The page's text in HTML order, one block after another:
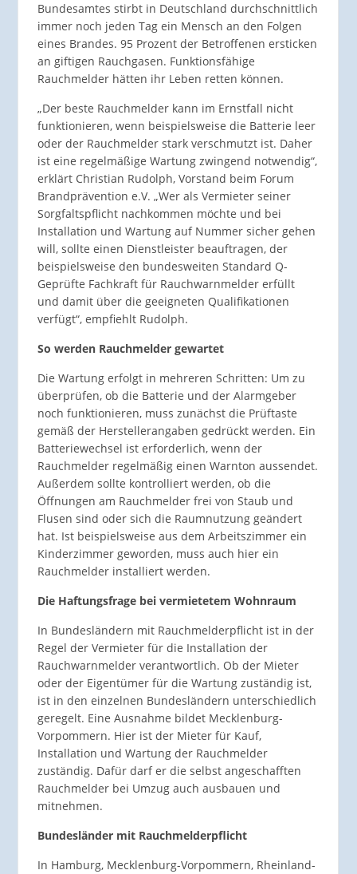
Bundesamtes stirbt in Deutschland durchschnittlich
immer noch jeden Tag ein Mensch an den Folgen
eines Brandes. 95 Prozent der Betroffenen ersticken
an giftigen Rauchgasen. Funktionsfähige
Rauchmelder hätten ihr Leben retten können.
„Der beste Rauchmelder kann im Ernstfall nicht
funktionieren, wenn beispielsweise die Batterie leer
oder der Rauchmelder stark verschmutzt ist. Daher
ist eine regelmäßige Wartung zwingend notwendig“,
erklärt Christian Rudolph, Vorstand beim Forum
Brandprävention e.V. „Wer als Vermieter seiner
Sorgfaltspflicht nachkommen möchte und bei
Installation und Wartung auf Nummer sicher gehen
will, sollte einen Dienstleister beauftragen, der
beispielsweise den bundesweiten Standard Q-
Geprüfte Fachkraft für Rauchwarnmelder erfüllt
und damit über die geeigneten Qualifikationen
verfügt“, empfiehlt Rudolph.
So werden Rauchmelder gewartet
Die Wartung erfolgt in mehreren Schritten: Um zu
überprüfen, ob die Batterie und der Alarmgeber
noch funktionieren, muss zunächst die Prüftaste
gemäß der Herstellerangaben gedrückt werden. Ein
Batteriewechsel ist erforderlich, wenn der
Rauchmelder regelmäßig einen Warnton aussendet.
Außerdem sollte kontrolliert werden, ob die
Öffnungen am Rauchmelder frei von Staub und
Flusen sind oder sich die Raumnutzung geändert
hat. Ist beispielsweise aus dem Arbeitszimmer ein
Kinderzimmer geworden, muss auch hier ein
Rauchmelder installiert werden.
Die Haftungsfrage bei vermietetem Wohnraum
In Bundesländern mit Rauchmelderpflicht ist in der
Regel der Vermieter für die Installation der
Rauchwarnmelder verantwortlich. Ob der Mieter
oder der Eigentümer für die Wartung zuständig ist,
ist in den einzelnen Bundesländern unterschiedlich
geregelt. Eine Ausnahme bildet Mecklenburg-
Vorpommern. Hier ist der Mieter für Kauf,
Installation und Wartung der Rauchmelder
zuständig. Dafür darf er die selbst angeschafften
Rauchmelder bei Umzug auch ausbauen und
mitnehmen.
Bundesländer mit Rauchmelderpflicht
In Hamburg, Meck­lenburg-Vorpommern, Rhein­land-